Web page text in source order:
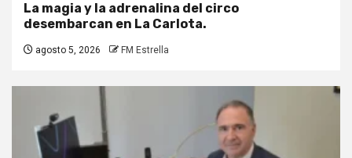
La magia y la adrenalina del circo
desembarcan en La Carlota.
agosto 5, 2026 FM Estrella